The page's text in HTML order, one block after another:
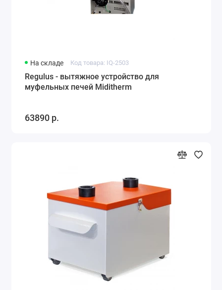
На складе Код товара: IQ-2503
Regulus - вытяжное устройство для
муфельных печей Miditherm
63890 р.